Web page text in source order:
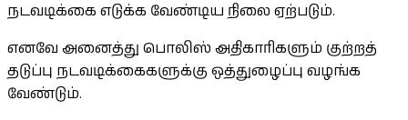
நடவடிக்கை எடுக்க வேண்டிய நிலை ஏற்படும்.
எனவே அனைத்து பொலிஸ் அதிகாரிகளும் குற்றத்
தடுப்பு நடவடிக்கைகளுக்கு ஒத்துழைப்பு வழங்க
வேண்டும்.